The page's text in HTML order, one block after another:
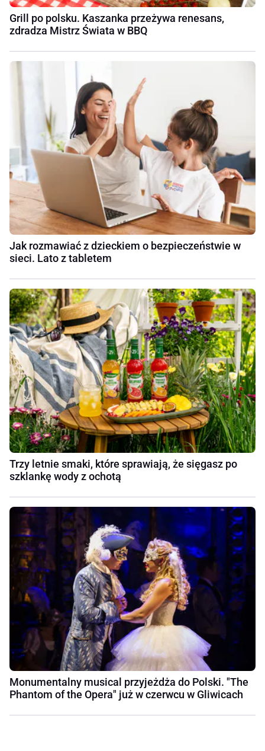
Grill po polsku. Kaszanka przeżywa renesans,
zdradza Mistrz Świata w BBQ
Jak rozmawiać z dzieckiem o bezpieczeństwie w
sieci. Lato z tabletem
Trzy letnie smaki, które sprawiają, że sięgasz po
szklankę wody z ochotą
Monumentalny musical przyjeżdża do Polski. "The
Phantom of the Opera" już w czerwcu w Gliwicach